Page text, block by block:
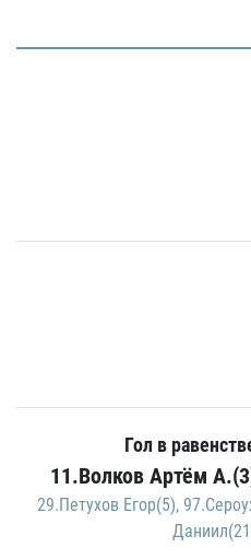
Гол в
11.Волков Артём
29.Петухов Егор(5),